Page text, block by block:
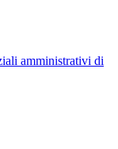
amministrativi di